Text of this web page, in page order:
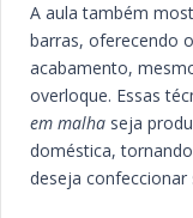
A aula também
barras, oferecendo
acabamento,
overloque. Essas
em malhaseja
doméstica,
deseja confeccionar